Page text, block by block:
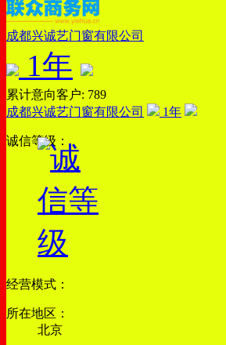
成都兴诚艺门窗有限公司
1年
累计意向客户: 789
成都兴诚艺门窗有限公司
1年
诚信等级：
经营模式：
所在地区：
北京